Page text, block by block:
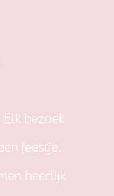
Elk bezoek
feestje.
heerlijk